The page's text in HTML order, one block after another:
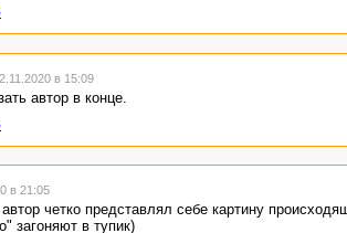
в 15:09
автор в конце.
в 21:05
четко представлял себе картину
загоняют в тупик)